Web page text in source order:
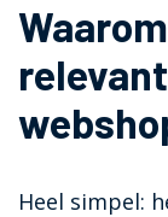
Heel simpel: